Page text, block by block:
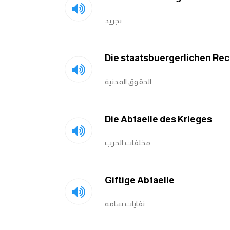
تجريد
Die staatsbuergerlichen
الحقوق المدنية
Die Abfaelle des Krieges
مخلفات الحرب
Giftige Abfaelle
نفايات سامه